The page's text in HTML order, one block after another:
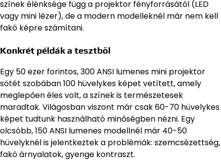
színek élénksége függ a projektor fényforrásától (LED
vagy mini lézer), de a modern modelleknél már nem kell
fakó képre számítani.
Konkrét példák a tesztből
Egy 50 ezer forintos, 300 ANSI lumenes mini projektor
sötét szobában 100 hüvelykes képet vetített, amely
meglepően éles volt, a színek is természetesek
maradtak. Világosban viszont már csak 60-70 hüvelykes
képet tudtunk használható minőségben nézni. Egy
olcsóbb, 150 ANSI lumenes modellnél már 40-50
hüvelyknél is jelentkeztek a problémák: szemcsézettség,
fakó árnyalatok, gyenge kontraszt.